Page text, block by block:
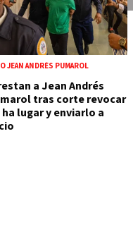
JEAN ANDRÉS PUMAROL
a Jean Andrés
tras corte revocar
ha lugar y enviarlo a